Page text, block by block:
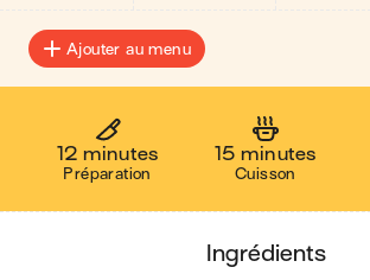
Ajouter au menu
12 minutes
Préparation
15 minutes
Cuisson
ingrédients